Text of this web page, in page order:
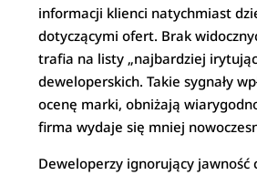
informacji klienci natychmiast
dotyczącymi ofert. Brak
trafia na listy „najbardziej
deweloperskich. Takie sygnały
ocenę marki, obniżają
firma wydaje się mniej
Deweloperzy ignorujący jawność